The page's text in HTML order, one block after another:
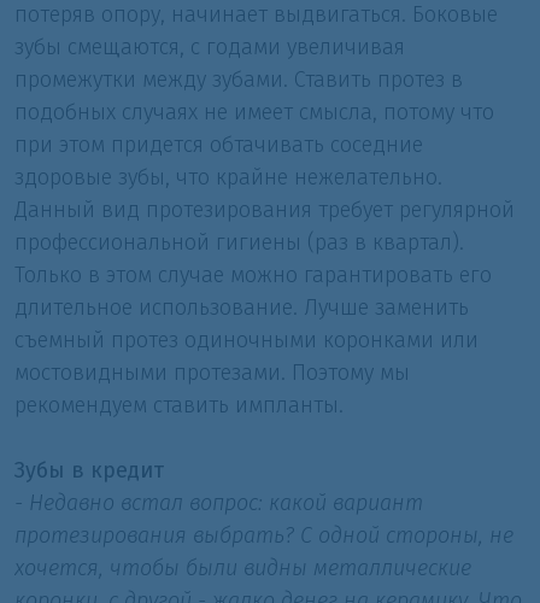
потеряв опору, начинает выдвигаться. Боковые
зубы смещаются, с годами увеличивая
промежутки между зубами. Ставить протез в
подобных случаях не имеет смысла, потому что
при этом придется обтачивать соседние
здоровые зубы, что крайне нежелательно.
Данный вид протезирования требует регулярной
профессиональной гигиены (раз в квартал).
Только в этом случае можно гарантировать его
длительное использование. Лучше заменить
съемный протез одиночными коронками или
мостовидными протезами. Поэтому мы
рекомендуем ставить импланты.
Зубы в кредит
- Недавно встал вопрос: какой вариант
протезирования выбрать? С одной стороны, не
хочется, чтобы были видны металлические